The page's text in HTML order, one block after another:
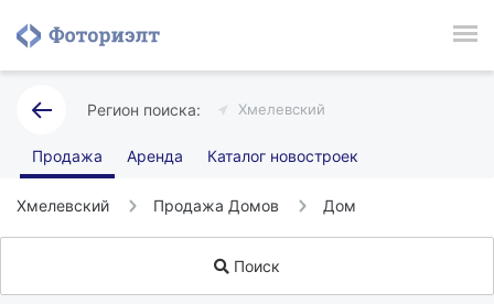
Хмелевский
Продажа Аренда Каталог новостроек
Хмелевский Продажа Домов Дом
Поиск